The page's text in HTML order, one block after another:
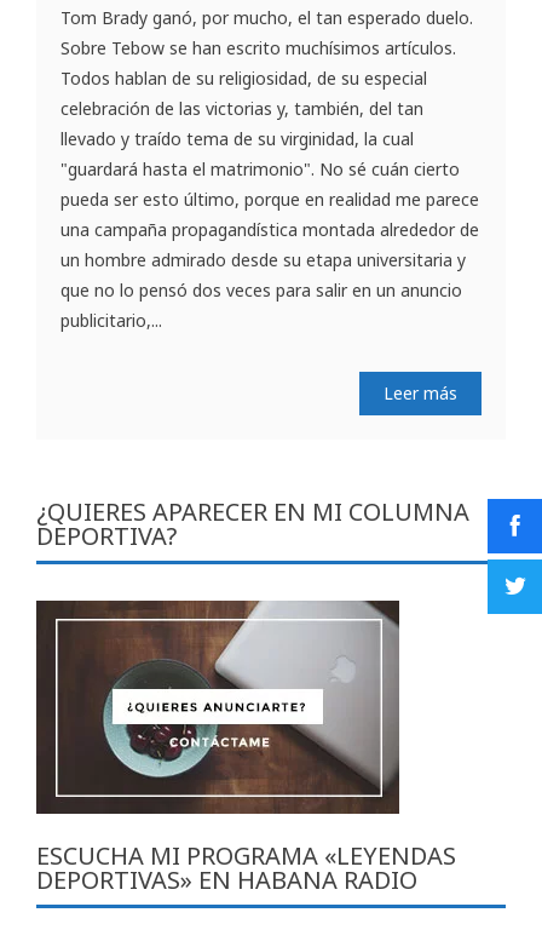
Tom Brady ganó, por mucho, el tan esperado duelo.
Sobre Tebow se han escrito muchísimos artículos.
Todos hablan de su religiosidad, de su especial
celebración de las victorias y, también, del tan
llevado y traído tema de su virginidad, la cual
"guardará hasta el matrimonio". No sé cuán cierto
pueda ser esto último, porque en realidad me parece
una campaña propagandística montada alrededor de
un hombre admirado desde su etapa universitaria y
que no lo pensó dos veces para salir en un anuncio
publicitario,...
Leer más
¿QUIERES APARECER EN MI COLUMNA
DEPORTIVA?
ESCUCHA MI PROGRAMA «LEYENDAS
DEPORTIVAS» EN HABANA RADIO